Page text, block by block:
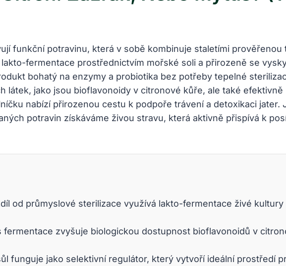
funkční potravinu, která v sobě kombinuje staletími
fermentace prostřednictvím mořské soli a přirozeně se
bohatý na enzymy a probiotika bez potřeby tepelné
látek, jako jsou bioflavonoidy v citronové kůře, ale také
nabízí přirozenou cestu k podpoře trávení a detoxikaci
potravin získáváme živou stravu, která aktivně přispívá k
od průmyslové sterilizace využívá lakto-fermentace živé
fermentace zvyšuje biologickou dostupnost bioflavonoidů v
funguje jako selektivní regulátor, který vytvoří ideální prostředí